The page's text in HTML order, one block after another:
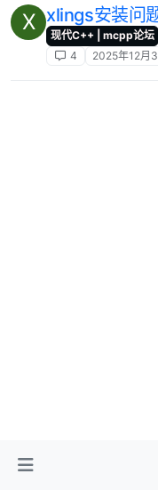
X xlings安装问
现代C++ | mcpp论坛
4
2025年12月